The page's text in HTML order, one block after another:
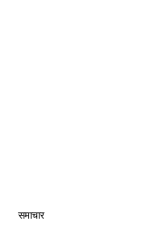
समाचार